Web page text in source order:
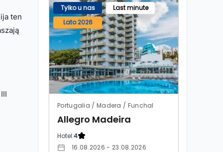
ten
Tylko u nas
Last minute
Lato 2026
Portugalia / Madera / Funchal
Allegro Madeira
Hotel:4
16.08.2026 - 23.08.2026